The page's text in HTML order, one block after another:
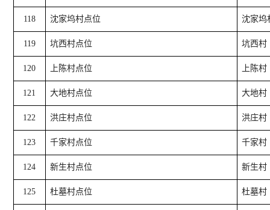
118 沈家坞村点位 沈家坞
119 坑西村点位 坑西村
120 上陈村点位 上陈村
121 大地村点位 大地村
122 洪庄村点位 洪庄村
123 千家村点位 千家村
124 新生村点位 新生村
125 杜墓村点位 杜墓村